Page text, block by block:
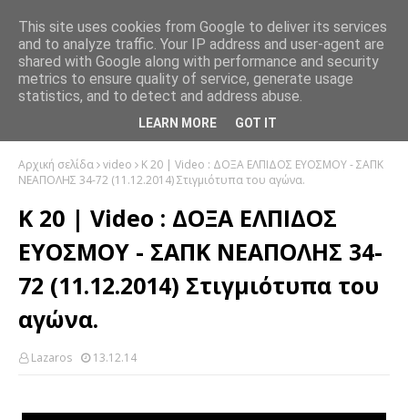
Αρχική σελίδα video
Κ 20 | Video : ΔΟΞΑ ΕΛΠΙΔΟΣ ΕΥΟΣΜΟΥ - ΣΑΠΚ
ΝΕΑΠΟΛΗΣ 34-72 (11.12.2014) Στιγμιότυπα του αγώνα.
Κ 20 | Video : ΔΟΞΑ ΕΛΠΙΔΟΣ
ΕΥΟΣΜΟΥ - ΣΑΠΚ ΝΕΑΠΟΛΗΣ 34-
72 (11.12.2014) Στιγμιότυπα του
αγώνα.
Lazaros 13.12.14
This site uses cookies from Google to deliver its services
and to analyze traffic. Your IP address and user-agent are
shared with Google along with performance and security
metrics to ensure quality of service, generate usage
statistics, and to detect and address abuse.
LEARN MORE GOT IT